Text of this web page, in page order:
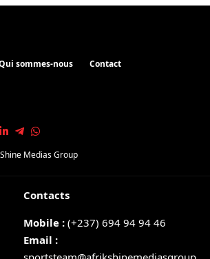
sommes-nous
Contact
Medias Group
Contacts
Mobile : (+237) 694 94 94 46
Email :